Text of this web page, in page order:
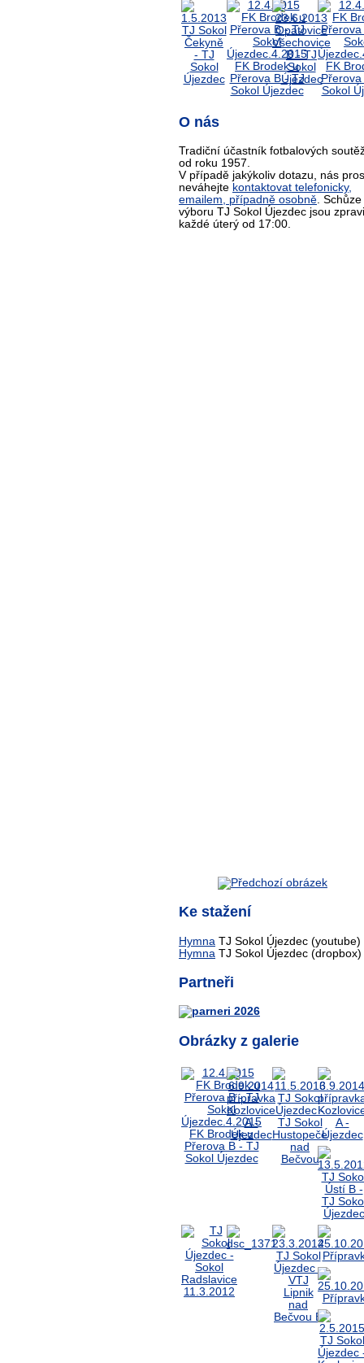
O nás
Tradiční účastník fotbalových
od roku 1957.
V případě jakýkoliv dotazu, nás
neváhejte kontaktovat telefonicky,
emailem, případně osobně. Schůze
výboru TJ Sokol Újezdec jsou
každé úterý od 17:00.
Ke stažení
Hymna TJ Sokol Újezdec (youtube)
Hymna TJ Sokol Újezdec (dropbox)
Partneři
Obrázky z galerie